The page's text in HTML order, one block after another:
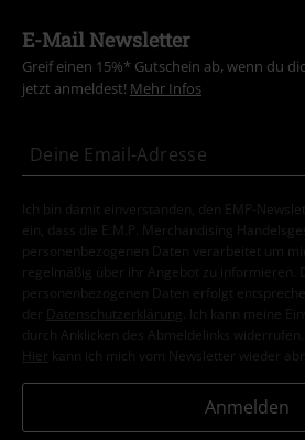
E-Mail Newsletter
Greif einen 15%* Gutschein ab, wenn du
jetzt anmeldest! Mehr Infos
Ich bin damit einverstanden, den EMP-
ein, dass die E.M.P. Merchandising
personenbezogenen Daten verarbeitet um
regelmäßig über ihr Angebot zu informieren.
personenbezogenen Daten erfolgt
der
Datenschutzerklärung
. Ich kann meine
durch Anklicken des Abmeldelinks widerrufen.
Hier kann ich mich vom Newsletter wieder
Anmelden